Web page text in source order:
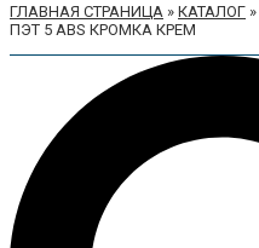
ГЛАВНАЯ СТРАНИЦА » КАТАЛОГ »
ПЭТ 5 ABS КРОМКА КРЕМ